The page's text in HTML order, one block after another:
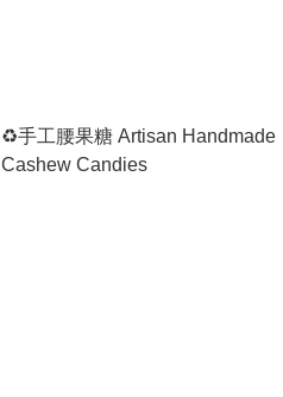
♻️手工腰果糖 Artisan Handmade
Cashew Candies